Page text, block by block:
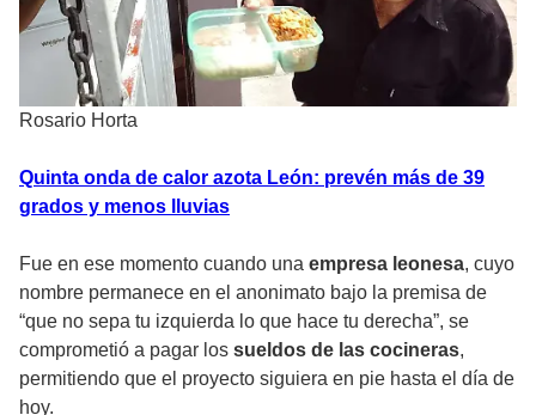
Rosario Horta
Quinta onda de calor azota León: prevén más de 39
grados y menos lluvias
Fue en ese momento cuando una empresa leonesa, cuyo
nombre permanece en el anonimato bajo la premisa de
“que no sepa tu izquierda lo que hace tu derecha”, se
comprometió a pagar los sueldos de las cocineras,
permitiendo que el proyecto siguiera en pie hasta el día de
hoy.